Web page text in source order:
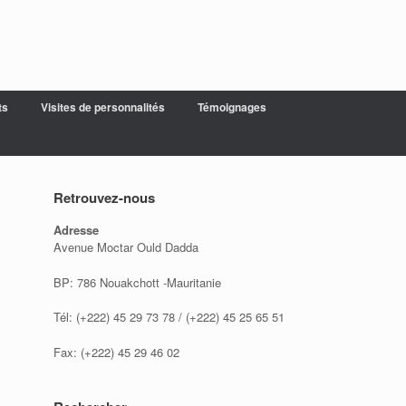
Visites de personnalités
Témoignages
Retrouvez-nous
Adresse
Avenue Moctar Ould Dadda
BP: 786 Nouakchott -Mauritanie
Tél: (+222) 45 29 73 78 / (+222) 45 25 65 51
Fax: (+222) 45 29 46 02